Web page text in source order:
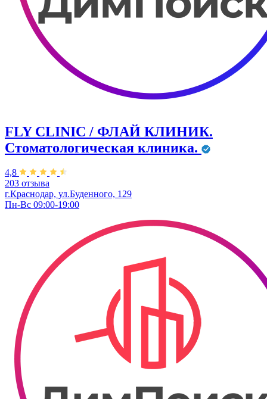
FLY CLINIC / ФЛАЙ КЛИНИК.
Стоматологическая клиника.
4,8
203 отзыва
г.Краснодар, ул.Буденного, 129
Пн-Вс 09:00-19:00